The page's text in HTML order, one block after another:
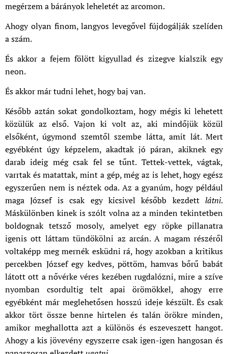
megérzem a bárányok leheletét az arcomon.
Ahogy olyan finom, langyos levegővel fújdogálják szelíden
a szám.
És akkor a fejem fölött kigyullad és zizegve kialszik egy
neon.
És akkor már tudni lehet, hogy baj van.
Később aztán sokat gondolkoztam, hogy mégis ki lehetett
közülük az első. Vajon ki volt az, aki mindőjük közül
elsőként, úgymond szemtől szembe látta, amit lát. Mert
egyébként úgy képzelem, akadtak jó páran, akiknek egy
darab ideig még csak fel se tűnt. Tettek-vettek, vágtak,
varrtak és matattak, mint a gép, még az is lehet, hogy egész
egyszerűen nem is néztek oda. Az a gyanúm, hogy például
maga József is csak egy kicsivel később kezdett látni.
Máskülönben kinek is szólt volna az a minden tekintetben
boldognak tetsző mosoly, amelyet egy röpke pillanatra
igenis ott láttam tündökölni az arcán. A magam részéről
voltaképp meg mernék esküdni rá, hogy azokban a kritikus
percekben József egy kedves, pöttöm, hamvas bőrű babát
látott ott a nővérke véres kezében rugdalózni, mire a szíve
nyomban csordultig telt apai örömökkel, ahogy erre
egyébként már meglehetősen hosszú ideje készült. És csak
akkor tört össze benne hirtelen és talán örökre minden,
amikor meghallotta azt a különös és eszeveszett hangot.
Ahogy a kis jövevény egyszerre csak igen-igen hangosan és